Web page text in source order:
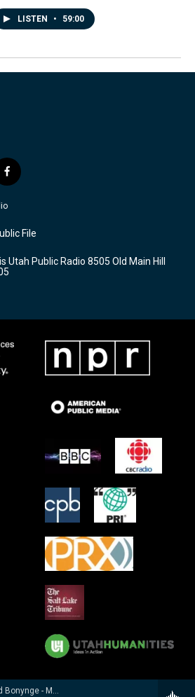
National Phil/Richard Bonynge - Massenet: Le Cid, Araine/ Meyebeer: Les patineurs
LISTEN • 59:00
f
a
c
b
o
k
File
Utah Public Radio 8505 Old Main Hill